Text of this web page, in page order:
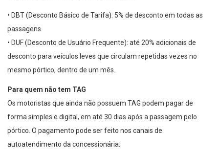
• DBT (Desconto Básico de Tarifa): 5% de desconto em todas as
passagens.
• DUF (Desconto de Usuário Frequente): até 20% adicionais de
desconto para veículos leves que circulam repetidas vezes no
mesmo pórtico, dentro de um mês.
Para quem não tem TAG
Os motoristas que ainda não possuem TAG podem pagar de
forma simples e digital, em até 30 dias após a passagem pelo
pórtico. O pagamento pode ser feito nos canais de
autoatendimento da concessionária: